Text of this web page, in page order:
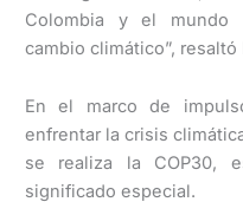
Colombia y el mundo
cambio climático”, resaltó
En el marco de
enfrentar la crisis
se realiza la COP30,
significado especial.